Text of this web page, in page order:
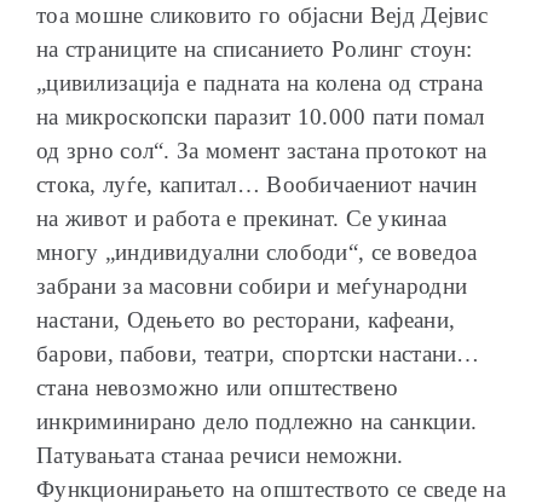
тоа мошне сликовито го објасни Вејд Дејвис
на страниците на списанието Ролинг стоун:
„цивилизација е падната на колена од страна
на микроскопски паразит 10.000 пати помал
од зрно сол“. За момент застана протокот на
стока, луѓе, капитал… Вообичаениот начин
на живот и работа е прекинат. Се укинаа
многу „индивидуални слободи“, се воведоа
забрани за масовни собири и меѓународни
настани, Одењето во ресторани, кафеани,
барови, пабови, театри, спортски настани…
стана невозможно или општествено
инкриминирано дело подлежно на санкции.
Патувањата станаа речиси неможни.
Функционирањето на општеството се сведе на